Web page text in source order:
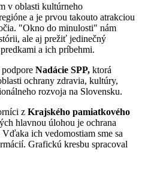
v oblasti kultúrneho
a je prvou takouto atrakciou
"Okno do minulosti" nám
ale aj prežiť jedinečný
a ich príbehmi.
Nadácie SPP, ktorá
ochrany zdravia, kultúry,
rozvoja na Slovensku.
z Krajského pamiatkového
hlavnou úlohou je ochrana
ich vedomostiam sme sa
Grafickú kresbu spracoval